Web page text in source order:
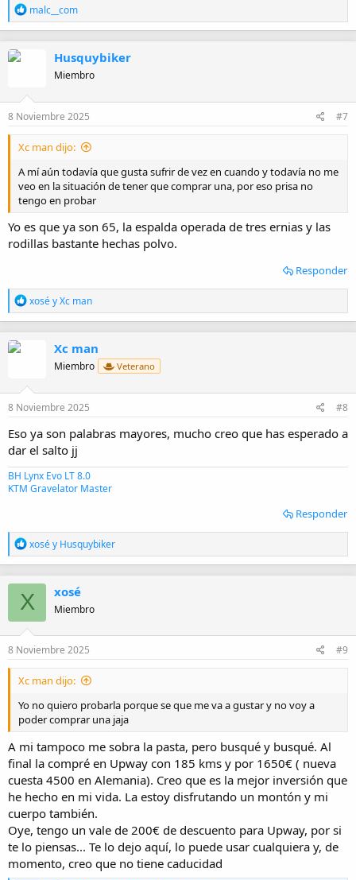
R
e
a
n
s
malc__com
Husquybiker
Miembro
8 Noviembre 2025 #7
Xc man dijo:
A mí aún todavía que gusta sufrir de vez en cuando y todavía no me
veo en la situación de tener que comprar una, por eso prisa no
tengo en probar
Yo es que ya son 65, la espalda operada de tres ernias y las
rodillas bastante hechas polvo.
Responder
R
e
a
n
s
xoséyXc man
Xc man
Miembro Veterano
8 Noviembre 2025 #8
Eso ya son palabras mayores, mucho creo que has esperado a
dar el salto jj
BH Lynx Evo LT 8.0
KTM Gravelator Master
Responder
R
e
a
c
c
i
o
n
s
xoséy Husquybiker
X xosé
Miembro
8 Noviembre 2025 #9
Xc man dijo:
Yo no quiero probarla porque se que me va a gustar y no voy a
poder comprar una jaja
A mi tampoco me sobra la pasta, pero busqué y busqué. Al
final la compré en Upway con 185 kms y por 1650€ ( nueva
cuesta 4500 en Alemania). Creo que es la mejor inversión que
he hecho en mi vida. La estoy disfrutando un montón y mi
cuerpo también.
Oye, tengo un vale de 200€ de descuento para Upway, por si
te lo piensas... Te lo dejo aquí, lo puede usar cualquiera y, de
momento, creo que no tiene caducidad